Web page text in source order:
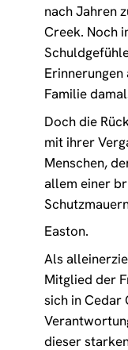
nach Jahren
Creek. Noch
Erinnerungen
Familie
Doch die
mit ihrer
Menschen,
allem einer
Easton.
Als
Mitglied der
sich in Cedar
dieser